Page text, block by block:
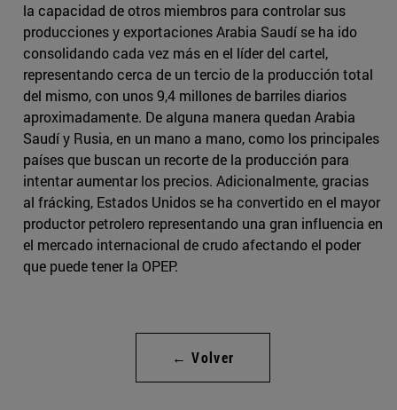
la capacidad de otros miembros para controlar sus
producciones y exportaciones Arabia Saudí se ha ido
consolidando cada vez más en el líder del cartel,
representando cerca de un tercio de la producción total
del mismo, con unos 9,4 millones de barriles diarios
aproximadamente. De alguna manera quedan Arabia
Saudí y Rusia, en un mano a mano, como los principales
países que buscan un recorte de la producción para
intentar aumentar los precios. Adicionalmente, gracias
al frácking, Estados Unidos se ha convertido en el mayor
productor petrolero representando una gran influencia en
el mercado internacional de crudo afectando el poder
que puede tener la OPEP.
← Volver